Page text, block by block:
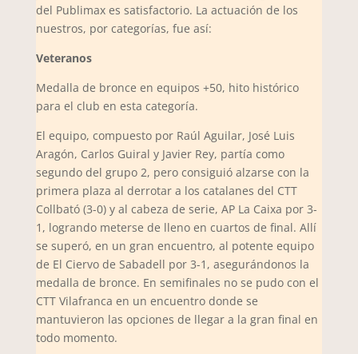
del Publimax es satisfactorio. La actuación de los
nuestros, por categorías, fue así:
Veteranos
Medalla de bronce en equipos +50, hito histórico
para el club en esta categoría.
El equipo, compuesto por Raúl Aguilar, José Luis
Aragón, Carlos Guiral y Javier Rey, partía como
segundo del grupo 2, pero consiguió alzarse con la
primera plaza al derrotar a los catalanes del CTT
Collbató (3-0) y al cabeza de serie, AP La Caixa por 3-
1, logrando meterse de lleno en cuartos de final. Allí
se superó, en un gran encuentro, al potente equipo
de El Ciervo de Sabadell por 3-1, asegurándonos la
medalla de bronce. En semifinales no se pudo con el
CTT Vilafranca en un encuentro donde se
mantuvieron las opciones de llegar a la gran final en
todo momento.